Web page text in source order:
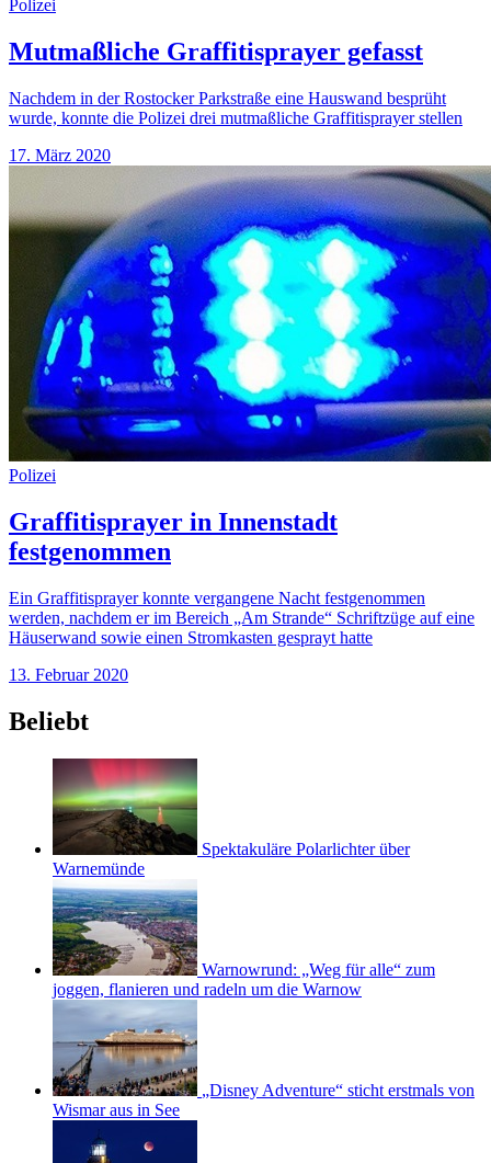
Polizei
Mutmaßliche Graffitisprayer gefasst
Nachdem in der Rostocker Parkstraße eine Hauswand besprüht
wurde, konnte die Polizei drei mutmaßliche Graffitisprayer stellen
17. März 2020
Polizei
Graffitisprayer in Innenstadt
festgenommen
Ein Graffitisprayer konnte vergangene Nacht festgenommen
werden, nachdem er im Bereich „Am Strande“ Schriftzüge auf eine
Häuserwand sowie einen Stromkasten gesprayt hatte
13. Februar 2020
Beliebt
Spektakuläre Polarlichter über
Warnemünde
Warnowrund: „Weg für alle“ zum
joggen, flanieren und radeln um die Warnow
„Disney Adventure“ sticht erstmals von
Wismar aus in See